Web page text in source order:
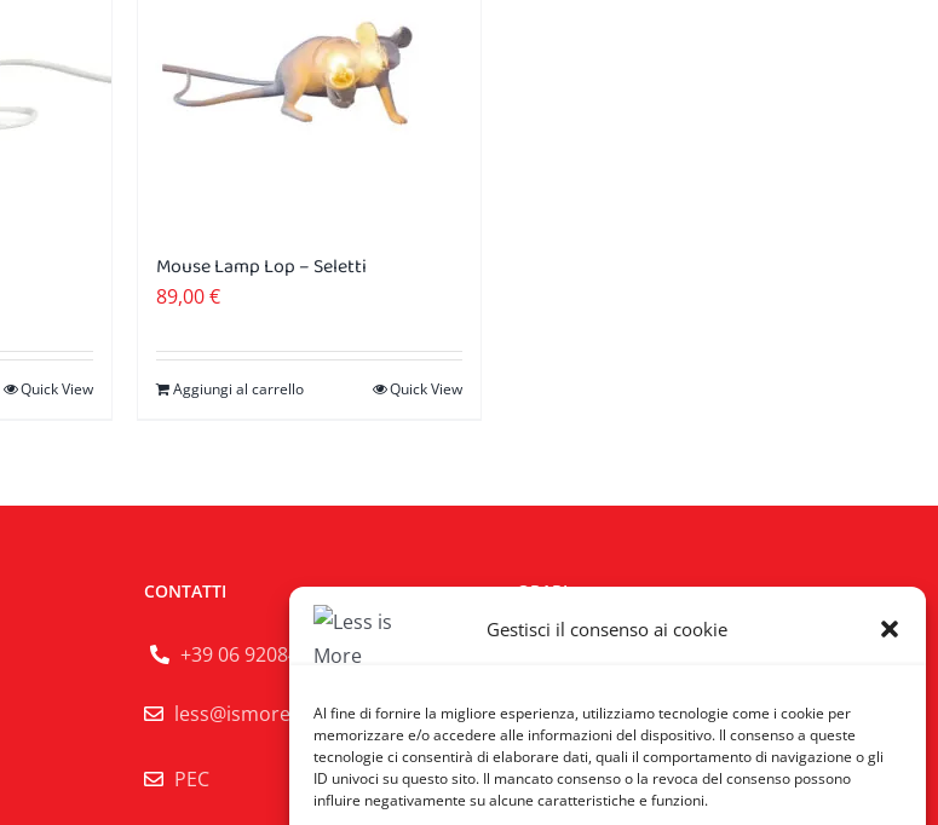
Gestisci il consenso ai cookie
Al fine di fornire la migliore esperienza, utilizziamo tecnologie come i cookie per
memorizzare e/o accedere alle informazioni del dispositivo. Il consenso a queste
tecnologie ci consentirà di elaborare dati, quali il comportamento di navigazione o gli
ID univoci su questo sito. Il mancato consenso o la revoca del consenso possono
influire negativamente su alcune caratteristiche e funzioni.
Quick View
Mouse Lamp Lop – Seletti
89,00€
Aggiungi al carrello Quick View
CONTATTI
+39 06 92084446
less@ismore.it
PEC
ORARI
SOCIAL